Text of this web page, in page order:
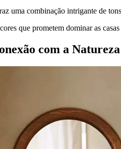
uma combinação intrigante de
que prometem dominar as
com a Natureza